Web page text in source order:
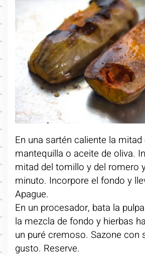
En una sartén caliente la mitad
mantequilla o aceite de oliva.
mitad del tomillo y del romero
minuto. Incorpore el fondo y
Apague.
En un procesador, bata la
la mezcla de fondo y hierbas
un puré cremoso. Sazone con
gusto. Reserve.